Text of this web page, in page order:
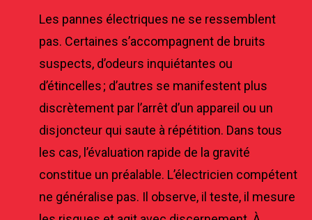
Les pannes électriques ne se ressemblent
pas. Certaines s’accompagnent de bruits
suspects, d’odeurs inquiétantes ou
d’étincelles ; d’autres se manifestent plus
discrètement par l’arrêt d’un appareil ou un
disjoncteur qui saute à répétition. Dans tous
les cas, l’évaluation rapide de la gravité
constitue un préalable. L’électricien compétent
ne généralise pas. Il observe, il teste, il mesure